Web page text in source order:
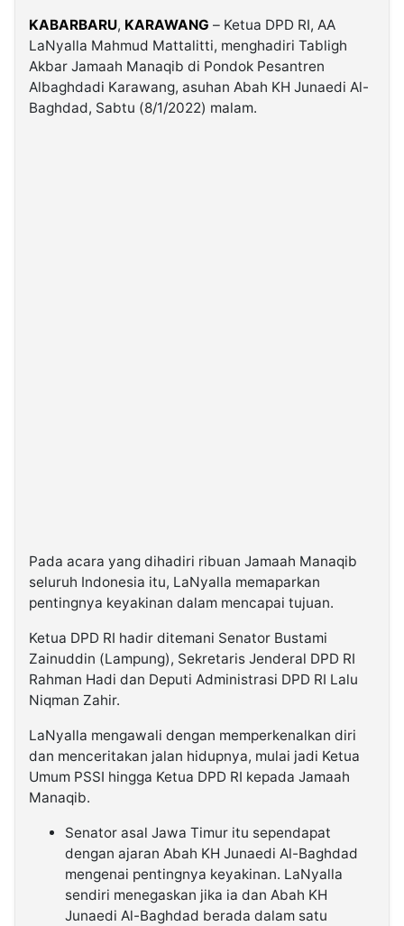
Kabarbaru.co
2026
KABARBARU, KARAWANG – Ketua DPD RI, AA
LaNyalla Mahmud Mattalitti, menghadiri Tabligh
Akbar Jamaah Manaqib di Pondok Pesantren
Albaghdadi Karawang, asuhan Abah KH Junaedi Al-
Baghdad, Sabtu (8/1/2022) malam.
Pada acara yang dihadiri ribuan Jamaah Manaqib
seluruh Indonesia itu, LaNyalla memaparkan
pentingnya keyakinan dalam mencapai tujuan.
Ketua DPD RI hadir ditemani Senator Bustami
Zainuddin (Lampung), Sekretaris Jenderal DPD RI
Rahman Hadi dan Deputi Administrasi DPD RI Lalu
Niqman Zahir.
LaNyalla mengawali dengan memperkenalkan diri
dan menceritakan jalan hidupnya, mulai jadi Ketua
Umum PSSI hingga Ketua DPD RI kepada Jamaah
Manaqib.
Senator asal Jawa Timur itu sependapat
dengan ajaran Abah KH Junaedi Al-Baghdad
mengenai pentingnya keyakinan. LaNyalla
sendiri menegaskan jika ia dan Abah KH
Junaedi Al-Baghdad berada dalam satu